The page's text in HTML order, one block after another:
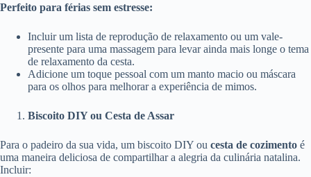
Perfeito para férias sem estresse:
Incluir um lista de reprodução de relaxamento ou um vale-
presente para uma massagem para levar ainda mais longe o tema
de relaxamento da cesta.
Adicione um toque pessoal com um manto macio ou máscara
para os olhos para melhorar a experiência de mimos.
Biscoito DIY ou Cesta de Assar
Para o padeiro da sua vida, um biscoito DIY ou cesta de cozimento é
uma maneira deliciosa de compartilhar a alegria da culinária natalina.
Incluir: